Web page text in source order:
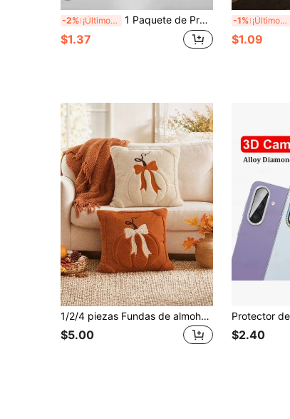
-2% ¡Últimos 3 días 1 Paquete de Protector de Lente de Vidrio Templado de Ojo de Halcón Plateado, Resistente al Agua, Resistente a Arañazos, Bordes Irrompibles, Compatible con Series 11/12/13/14/15/16/16 Plus/16 Pro/16 Pro Max/17/17 Air/17 Pro/17 Pro Max
$1.37
-1% ¡Últimos 3 días
$1.09
1/2/4 piezas Fundas de almohada de calabaza de otoño 17.7x17.7 pulgadas, impresión plana 2D de lujo en felpa corta con decoración de lazo de calabaza de Acción de Gracias, estilo granja dulce para sofá, sala de estar, dormitorio, fundas de cojín, decoración de regalo de vacaciones de otoño (relleno de almohada no incluido)
$5.00 $2.40